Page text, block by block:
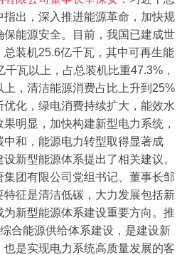
出，深入推进能源革命，加快规
能源安全。目前，我国已建成世
装机25.6亿千瓦，其中可再生能
瓦以上，占总装机比重47.3%，
，清洁能源消费占比上升到25%
优化，绿电消费持续扩大，能效水
明显，加快构建新型电力系统，
和，能源电力转型取得显著成
新型能源体系提出了相关建议。
团有限公司党组书记、董事长邹
特征是清洁低碳，大力发展包括新
新型能源体系建设重要方向。推
合能源供给体系建设，是建设新
是实现电力系统高质量发展的客